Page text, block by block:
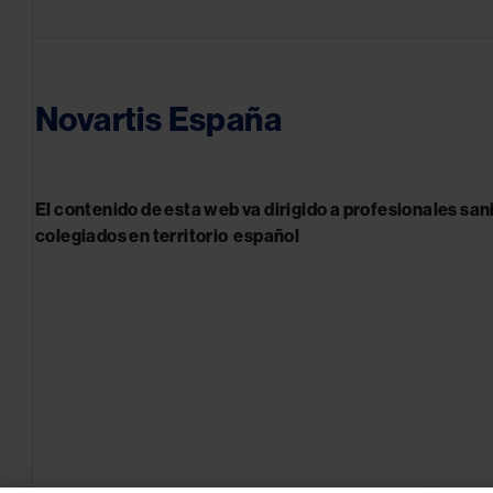
Novartis España
El contenido de esta web va dirigido a profesionales
colegiados en territorio español